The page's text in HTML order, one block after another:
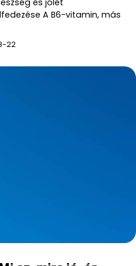
A B6-vitamin, más
22